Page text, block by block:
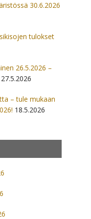
30.6.2026
tulokset
26.5.2026 –
27.5.2026
– tule mukaan
18.5.2026